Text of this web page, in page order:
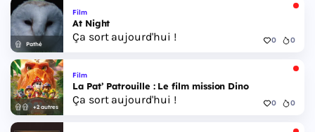
Pathé
Film
At Night
Ça sort aujourd'hui ! 0 0
+2 autres
Film
La Pat’ Patrouille : Le film mission Dino
Ça sort aujourd'hui ! 0 0